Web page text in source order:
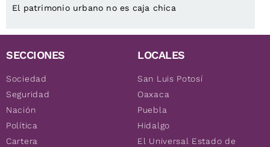
El patrimonio urbano no es caja chica
SECCIONES
Sociedad
Seguridad
Nación
Política
Cartera
LOCALES
San Luis Potosí
Oaxaca
Puebla
Hidalgo
El Universal Estado de